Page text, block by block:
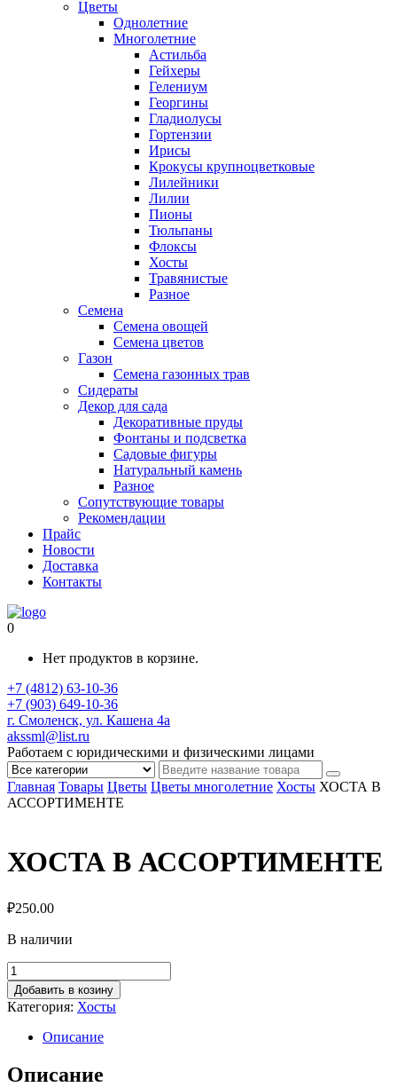
Цветы
Однолетние
Многолетние
Астильба
Гейхеры
Гелениум
Георгины
Гладиолусы
Гортензии
Ирисы
Крокусы крупноцветковые
Лилейники
Лилии
Пионы
Тюльпаны
Флоксы
Хосты
Травянистые
Разное
Семена
Семена овощей
Семена цветов
Газон
Семена газонных трав
Сидераты
Декор для сада
Декоративные пруды
Фонтаны и подсветка
Садовые фигуры
Натуральный камень
Разное
Сопутствующие товары
Рекомендации
Прайс
Новости
Доставка
Контакты
0
Нет продуктов в корзине.
+7 (4812) 63-10-36
+7 (903) 649-10-36
г. Смоленск, ул. Кашена 4а
akssml@list.ru
Работаем с юридическими и физическими лицами
Главная Товары Цветы Цветы многолетние Хосты ХОСТА В
АССОРТИМЕНТЕ
ХОСТА В АССОРТИМЕНТЕ
₽250.00
В наличии
Добавить в козину
Категория: Хосты
Описание
Описание